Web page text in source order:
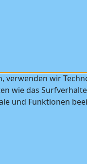
verwenden wir
wie das
und Funktionen